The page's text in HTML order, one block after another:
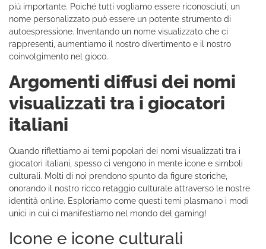
più importante. Poiché tutti vogliamo essere riconosciuti, un
nome personalizzato può essere un potente strumento di
autoespressione. Inventando un nome visualizzato che ci
rappresenti, aumentiamo il nostro divertimento e il nostro
coinvolgimento nel gioco.
Argomenti diffusi dei nomi
visualizzati tra i giocatori
italiani
Quando riflettiamo ai temi popolari dei nomi visualizzati tra i
giocatori italiani, spesso ci vengono in mente icone e simboli
culturali. Molti di noi prendono spunto da figure storiche,
onorando il nostro ricco retaggio culturale attraverso le nostre
identità online. Esploriamo come questi temi plasmano i modi
unici in cui ci manifestiamo nel mondo del gaming!
Icone e icone culturali